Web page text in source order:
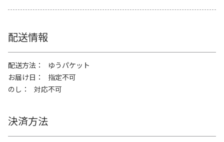
配送情報
配送方法
ゆうパケット
お届け日
指定不可
のし
対応不可
決済方法